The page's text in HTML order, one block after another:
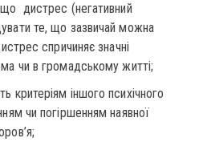
дистрес (негативний
те, що зазвичай можна
спричиняє значні
чи в громадському житті;
критеріям іншого психічного
чи погіршенням наявної